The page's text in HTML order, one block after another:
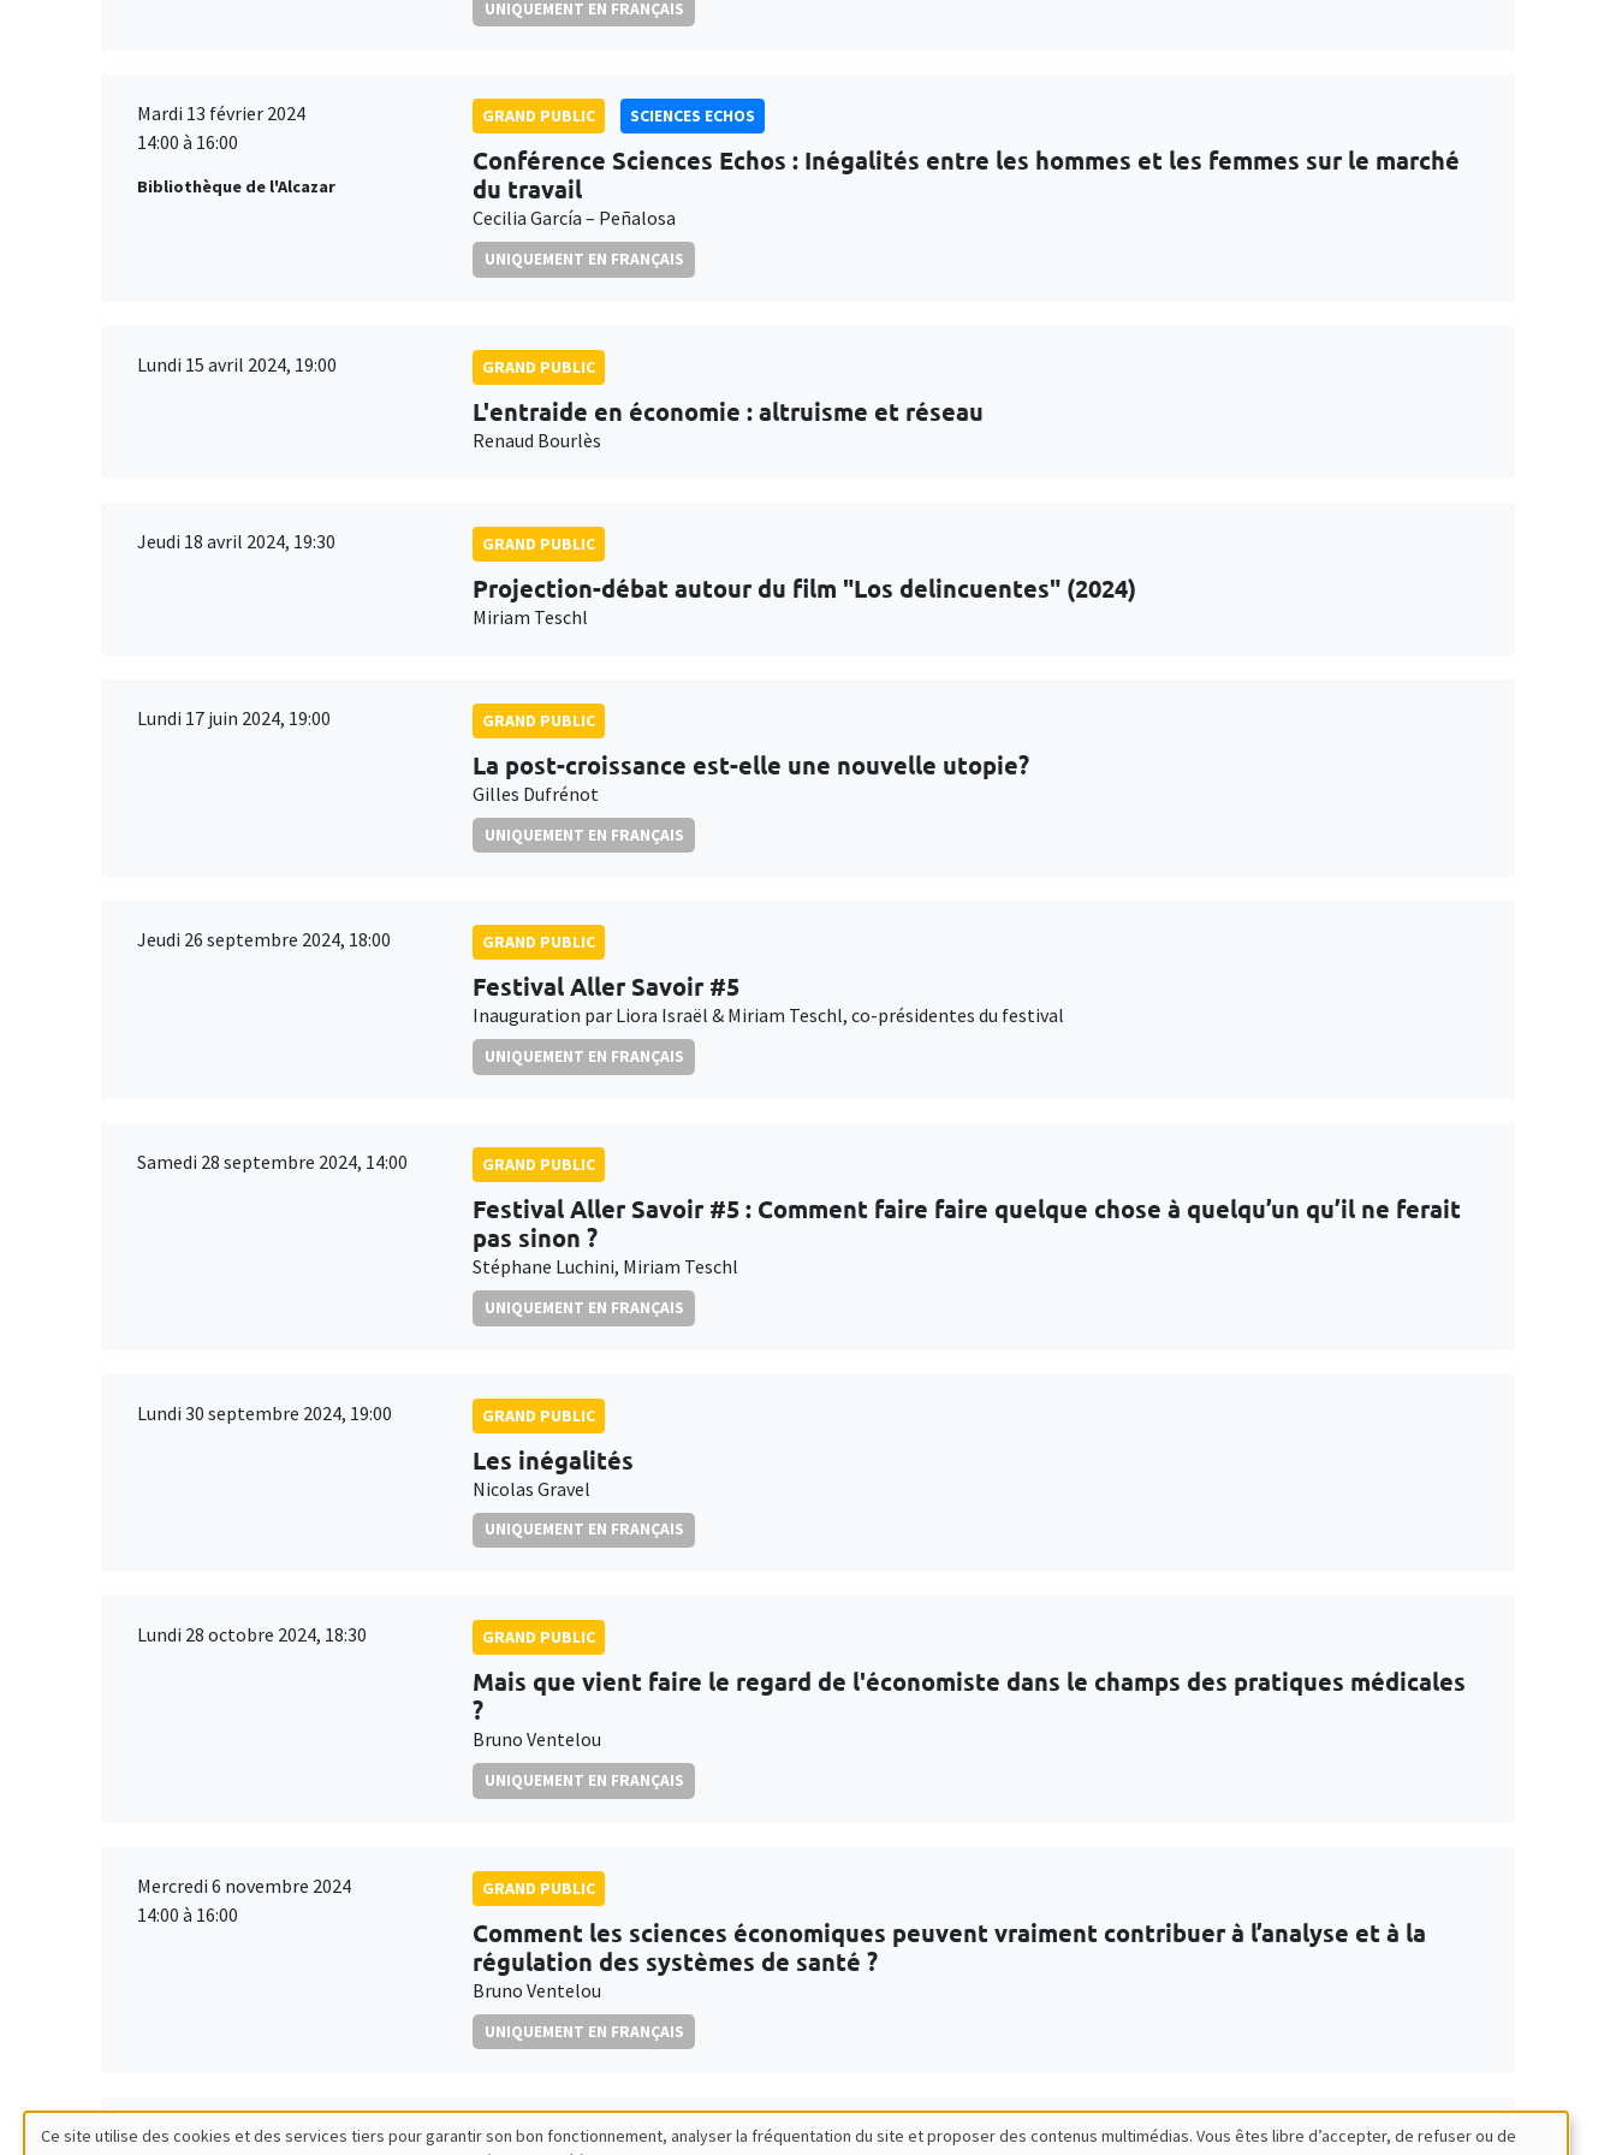
UNIQUEMENT EN FRANÇAIS
Mardi 13 février 2024
14:00 à 16:00
Bibliothèque de l'Alcazar
GRAND PUBLIC SCIENCES ECHOS
Conférence Sciences Echos : Inégalités entre les hommes et les femmes sur le marché
du travail
Cecilia García – Peñalosa
UNIQUEMENT EN FRANÇAIS
Lundi 15 avril 2024, 19:00 GRAND PUBLIC
L'entraide en économie : altruisme et réseau
Renaud Bourlès
Jeudi 18 avril 2024, 19:30 GRAND PUBLIC
Projection-débat autour du film "Los delincuentes" (2024)
Miriam Teschl
Lundi 17 juin 2024, 19:00 GRAND PUBLIC
La post-croissance est-elle une nouvelle utopie?
Gilles Dufrénot
UNIQUEMENT EN FRANÇAIS
Jeudi 26 septembre 2024, 18:00 GRAND PUBLIC
Festival Aller Savoir #5
Inauguration par Liora Israël & Miriam Teschl, co-présidentes du festival
UNIQUEMENT EN FRANÇAIS
Samedi 28 septembre 2024, 14:00 GRAND PUBLIC
Festival Aller Savoir #5 : Comment faire faire quelque chose à quelqu’un qu’il ne ferait
pas sinon ?
Stéphane Luchini, Miriam Teschl
UNIQUEMENT EN FRANÇAIS
Lundi 30 septembre 2024, 19:00 GRAND PUBLIC
Les inégalités
Nicolas Gravel
UNIQUEMENT EN FRANÇAIS
Lundi 28 octobre 2024, 18:30 GRAND PUBLIC
Mais que vient faire le regard de l'économiste dans le champs des pratiques médicales
?
Bruno Ventelou
UNIQUEMENT EN FRANÇAIS
Mercredi 6 novembre 2024
14:00 à 16:00
GRAND PUBLIC
Comment les sciences économiques peuvent vraiment contribuer à l’analyse et à la
régulation des systèmes de santé ?
Bruno Ventelou
UNIQUEMENT EN FRANÇAIS
Mardi 26 novembre 2024
GRAND PUBLIC SCIENCES ECHOS
Ce site utilise des cookies et des services tiers pour garantir son bon fonctionnement, analyser la fréquentation du site et proposer des contenus multimédias. Vous êtes libre d’accepter, de refuser ou de